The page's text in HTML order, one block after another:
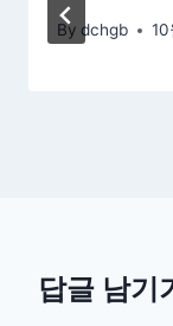
By dchgb
답글 남기